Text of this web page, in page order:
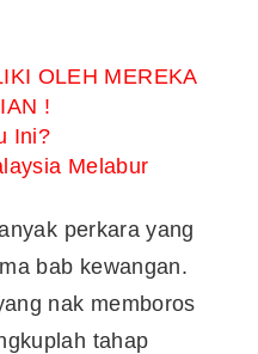
OLEH MEREKA
!
Ini?
Melabur
perkara yang
bab kewangan.
nak memboros
tahap